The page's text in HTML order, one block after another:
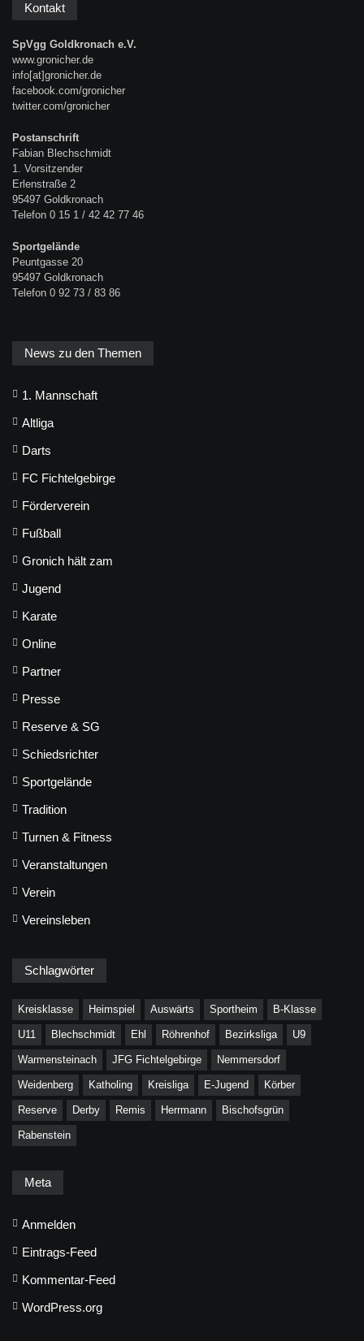
Kontakt
SpVgg Goldkronach e.V.
www.gronicher.de
info[at]gronicher.de
facebook.com/gronicher
twitter.com/gronicher
Postanschrift
Fabian Blechschmidt
1. Vorsitzender
Erlenstraße 2
95497 Goldkronach
Telefon 0 15 1 / 42 42 77 46
Sportgelände
Peuntgasse 20
95497 Goldkronach
Telefon 0 92 73 / 83 86
News zu den Themen
1. Mannschaft
Altliga
Darts
FC Fichtelgebirge
Förderverein
Fußball
Gronich hält zam
Jugend
Karate
Online
Partner
Presse
Reserve & SG
Schiedsrichter
Sportgelände
Tradition
Turnen & Fitness
Veranstaltungen
Verein
Vereinsleben
Schlagwörter
Kreisklasse Heimspiel Auswärts Sportheim B-Klasse
U11 Blechschmidt Ehl Röhrenhof Bezirksliga U9
Warmensteinach JFG Fichtelgebirge Nemmersdorf
Weidenberg Katholing Kreisliga E-Jugend Körber
Reserve Derby Remis Herrmann Bischofsgrün
Rabenstein
Meta
Anmelden
Eintrags-Feed
Kommentar-Feed
WordPress.org